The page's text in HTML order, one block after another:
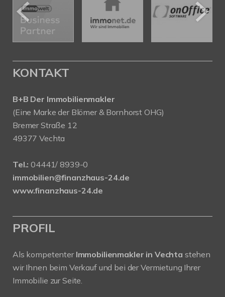
KONTAKT
B+B Der Immobilienmakler
(Eine Marke der Blömer & Bornhorst OHG)
Bremer Straße 12
49377 Vechta
Tel.: 04441/ 8939-0
immobilien@finanzhaus-24.de
www.finanzhaus-24.de
PROFIL
Als kompetenter Immobilienmakler in Vechta stehen
wir Ihnen beim Verkauf und bei der Vermietung Ihrer
Immobilie zur Seite.